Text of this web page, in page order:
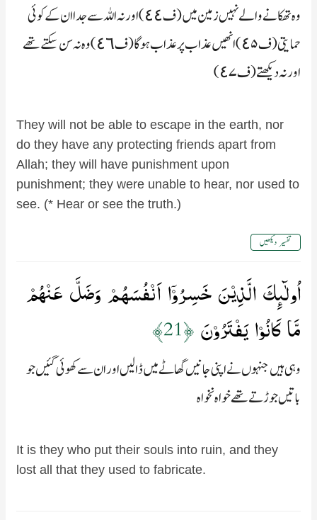
وہ تھکانے والے نہیں زمین میں (ف٤٤) اور نہ اللہ سے جدا ان کے کوئی
حمایتی (ف٤۵) انھیں عذاب پر عذاب ہوگا (ف٤٦) وہ نہ سن سکتے تھے
اور نہ دیکھتے (ف٤۷)
They will not be able to escape in the earth, nor
do they have any protecting friends apart from
Allah; they will have punishment upon
punishment; they were unable to hear, nor used to
see. (* Hear or see the truth.)
تفسیر دیکھیں
اُولٰٓٮِٕكَ الَّذِيۡنَ خَسِرُوۡۤا اَنۡفُسَهُمۡ وَضَلَّ عَنۡهُمۡ
مَّا كَانُوۡا يَفۡتَرُوۡنَ‏﴿21﴾
وہی ہیں جنہوں نے اپنی جانیں گھاٹے میں ڈالیں اور ان سے کھوئی گئیں جو
باتیں جوڑتے تھے خواہ نخواہ
It is they who put their souls into ruin, and they
lost all that they used to fabricate.